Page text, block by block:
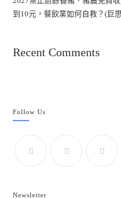
到10元，餐飲業如何自救？(巨
Recent Comments
Follow Us
Newsletter